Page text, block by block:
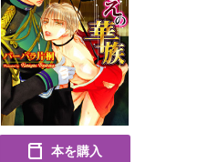
本を購入